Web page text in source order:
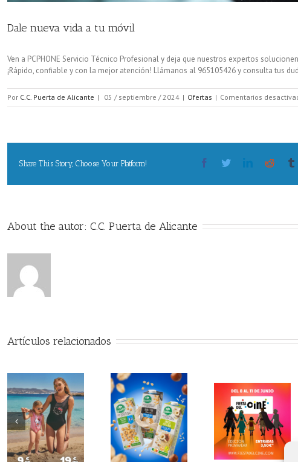
Dale nueva vida a tu móvil
Ven a PCPHONE Servicio Técnico Profesional y deja que nuestros expertos
¡Rápido, confiable y con la mejor atención! Llámanos al 965105426 y consulta tus
Por C.C. Puerta de Alicante | 05 / septiembre / 2024 | Ofertas | Comentarios
Share This Story, Choose Your Platform! FacebookTwitterLinkedinReddit
About the autor: C.C. Puerta de Alicante
Artículos relacionados
Descubre las
bebidas vegetales
Vuelve la fiesta
del cine
Celebramos el
día Día
del Loop